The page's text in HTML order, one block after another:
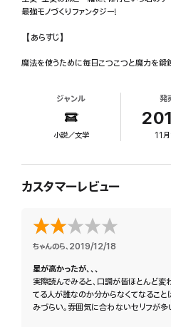
最強モノづくりファンタジー!
【あらすじ】
魔法を使うために毎日こつこつと魔力を鍛
そんなレオンスに訪れた、ある試練。さ
千里の道を一足飛び! 最強モノづくりファン
ジャンル
小説／文学
発
11
カスタマーレビュー
ちゃんのら、 2019/12/18
星が高かったが、、、
実際読んでみると、口調が皆ほとんど変
てる人が誰なのか分からなくてなること
みづらい。雰囲気に合わないセリフが多